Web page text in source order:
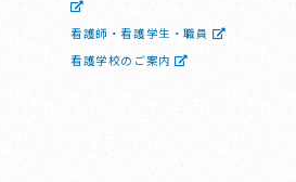
看護師・看護学生・職員
看護学校のご案内